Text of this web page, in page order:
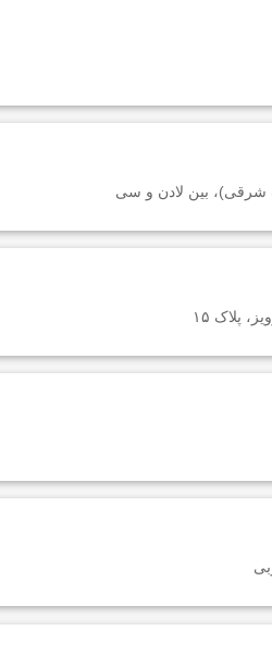
شرقی)، بین لادن و سی
پلاک ۱۵